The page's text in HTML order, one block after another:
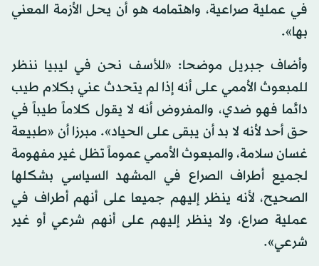
في عملية صراعية، واهتمامه هو أن يحل الأزمة المعني
بها».
وأضاف جبريل موضحا: «للأسف نحن في ليبيا ننظر
للمبعوث الأممي على أنه إذا لم يتحدث عني بكلام طيب
دائما فهو ضدي، والمفروض أنه لا يقول كلاماً طيباً في
حق أحد لأنه لا بد أن يبقى على الحياد». مبرزا أن «طبيعة
غسان سلامة، والمبعوث الأممي عموماً تظل غير مفهومة
لجميع أطراف الصراع في المشهد السياسي بشكلها
الصحيح، لأنه ينظر إليهم جميعا على أنهم أطراف في
عملية صراع، ولا ينظر إليهم على أنهم شرعي أو غير
شرعي».